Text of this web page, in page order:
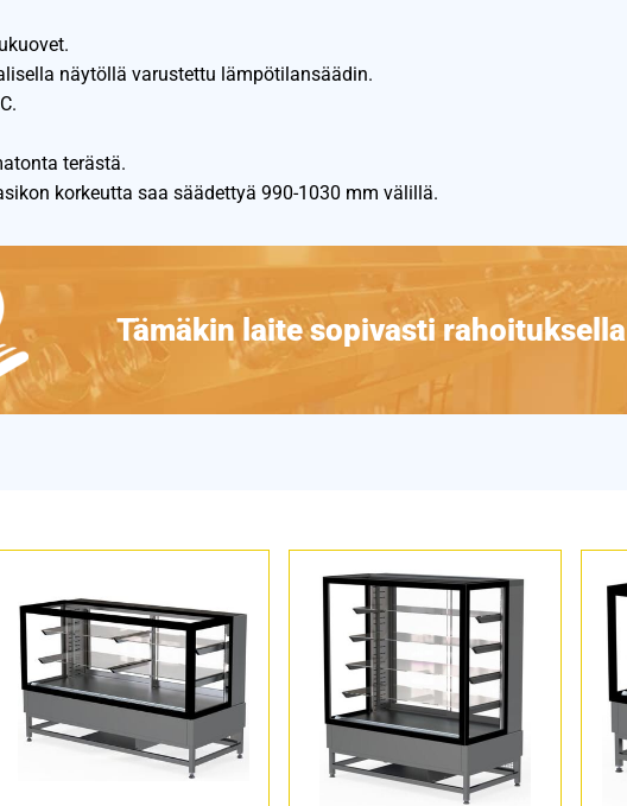
näytöllä varustettu lämpötilansäädin.
terästä.
korkeutta saa säädettyä 990-1030 mm välillä.
Tämäkin laite sopivasti rahoituksella